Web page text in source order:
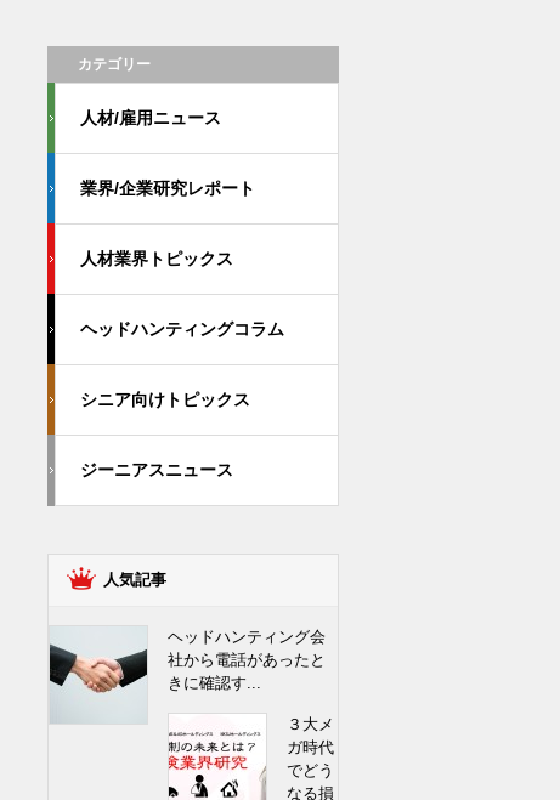
カテゴリー
人材/雇用ニュース
業界/企業研究レポート
人材業界トピックス
ヘッドハンティングコラム
シニア向けトピックス
ジーニアスニュース
人気記事
ヘッドハンティング会
社から電話があったと
きに確認す...
３大メ
ガ時代
でどう
なる損